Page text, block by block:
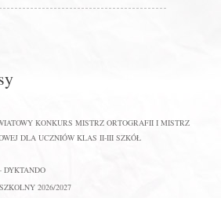
KONKURS MISTRZ ORTOGRAFII I MISTRZ
DLA UCZNIÓW KLAS II-III SZKÓŁ
DYKTANDO
2026/2027